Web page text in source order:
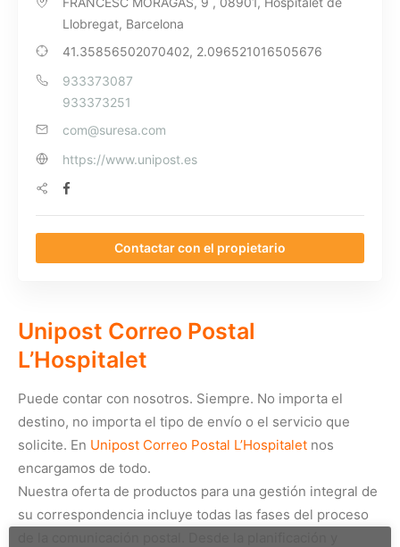
Llobregat, Barcelona
41.35856502070402, 2.096521016505676
933373087
933373251
com@suresa.com
https://www.unipost.es
Contactar con el propietario
Unipost Correo Postal
L’Hospitalet
Puede contar con nosotros. Siempre. No importa el
destino, no importa el tipo de envío o el servicio que
solicite. En Unipost Correo Postal L’Hospitalet nos
encargamos de todo.
Nuestra oferta de productos para una gestión integral de
su correspondencia incluye todas las fases del proceso